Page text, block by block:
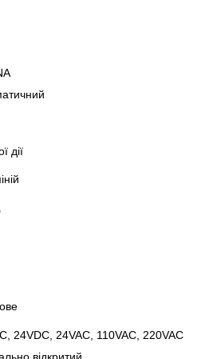
дії
24VDC, 24VAC, 110VAC, 220VAC